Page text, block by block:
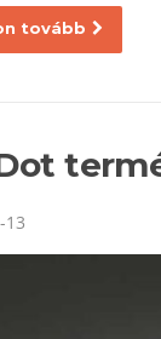
tovább
13